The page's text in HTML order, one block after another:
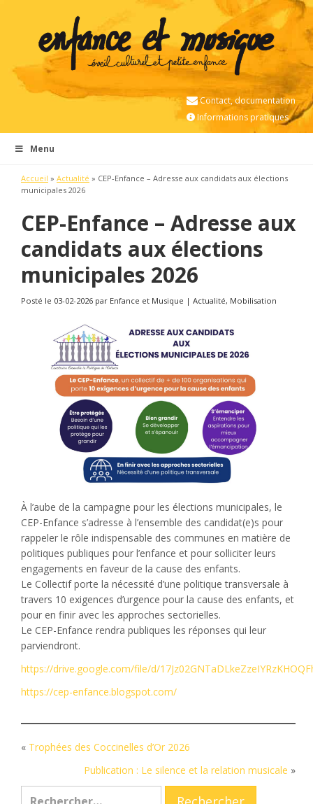
Contact, documentation
Informations pratiques
Menu
Accueil » Actualité » CEP-Enfance – Adresse aux candidats aux élections
municipales 2026
CEP-Enfance – Adresse aux
candidats aux élections
municipales 2026
Posté le 03-02-2026 par Enfance et Musique | Actualité, Mobilisation
À l’aube de la campagne pour les élections municipales, le
CEP-Enfance s’adresse à l’ensemble des candidat(e)s pour
rappeler le rôle indispensable des communes en matière de
politiques publiques pour l’enfance et pour solliciter leurs
engagements en faveur de la cause des enfants.
Le Collectif porte la nécessité d’une politique transversale à
travers 10 exigences d’urgence pour la cause des enfants, et
pour en finir avec les approches sectorielles.
Le CEP-Enfance rendra publiques les réponses qui leur
parviendront.
https://drive.google.com/file/d/
https://cep-enfance.blogspot.com/
« Trophées des Coccinelles d’Or 2026
Publication : Le silence et la relation musicale »